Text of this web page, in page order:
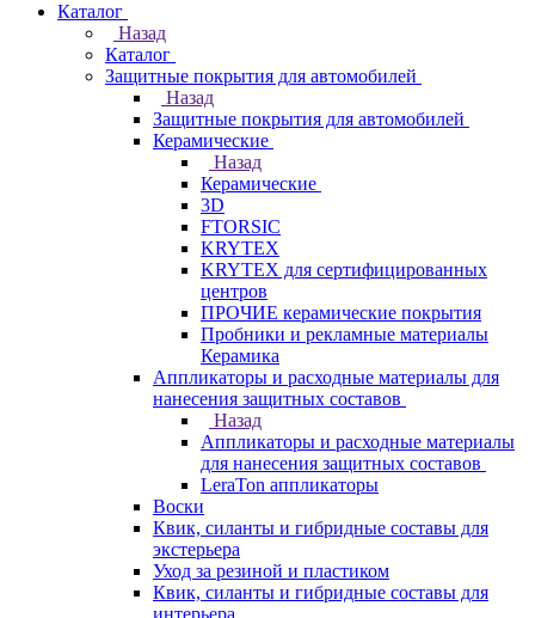
Каталог
Назад
Каталог
Защитные покрытия для автомобилей
Назад
Защитные покрытия для автомобилей
Керамические
Назад
Керамические
3D
FTORSIC
KRYTEX
KRYTEX для сертифицированных
центров
ПРОЧИЕ керамические покрытия
Пробники и рекламные материалы
Керамика
Аппликаторы и расходные материалы для
нанесения защитных составов
Назад
Аппликаторы и расходные материалы
для нанесения защитных составов
LeraTon аппликаторы
Воски
Квик, силанты и гибридные составы для
экстерьера
Уход за резиной и пластиком
Квик, силанты и гибридные составы для
интерьера